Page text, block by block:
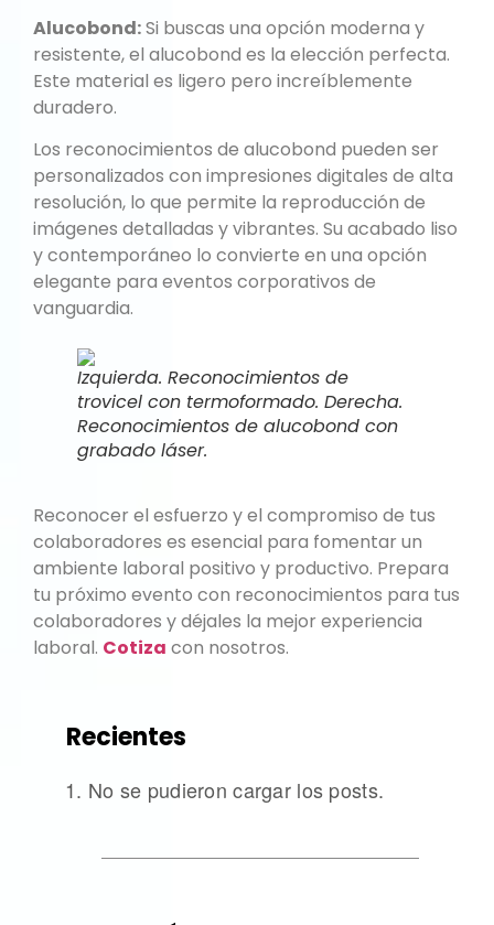
Alucobond:Si buscas una opción moderna y
resistente, el alucobond es la elección perfecta.
Este material es ligero pero increíblemente
duradero.
Los reconocimientos de alucobond pueden ser
personalizados con impresiones digitales de alta
resolución, lo que permite la reproducción de
imágenes detalladas y vibrantes. Su acabado liso
y contemporáneo lo convierte en una opción
elegante para eventos corporativos de
vanguardia.
Izquierda. Reconocimientos de
trovicel con termoformado. Derecha.
Reconocimientos de alucobond con
grabado láser.
Reconocer el esfuerzo y el compromiso de tus
colaboradores es esencial para fomentar un
ambiente laboral positivo y productivo. Prepara
tu próximo evento con reconocimientos para tus
colaboradores y déjales la mejor experiencia
laboral. Cotiza con nosotros.
Recientes
No se pudieron cargar los posts.